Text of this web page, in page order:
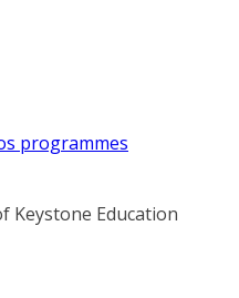
programmes
Keystone Education